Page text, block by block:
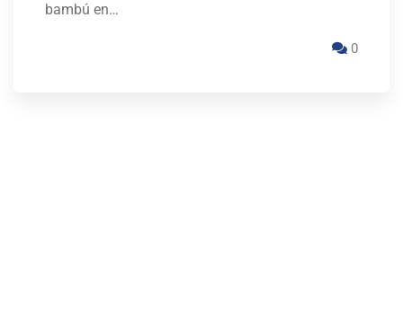
bambú en…
0